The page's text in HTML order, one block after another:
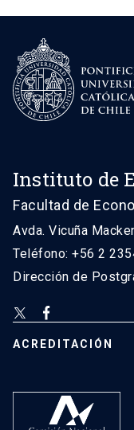
Instituto de
Facultad de
Avda. Vicuña
Teléfono: +56 2
Dirección de
ACREDITACIÓN